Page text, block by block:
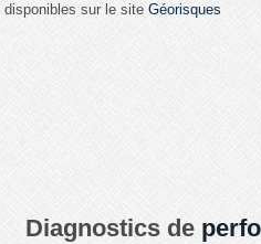
sur le site Géorisques
Diagnostics de